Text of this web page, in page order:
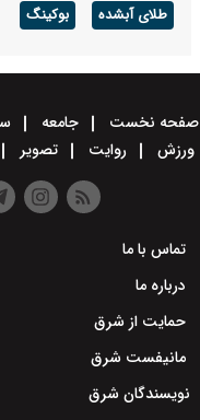
بوکینگ
جامعه سیاست اقتصاد
تصویر
صدای شرق